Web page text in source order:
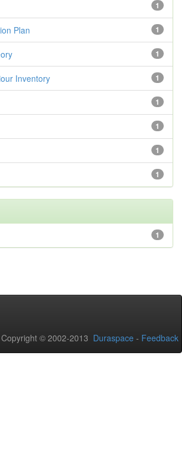
1
1
Plan
1
1
Inventory
1
1
1
1
1
Copyright © 2002-2013 Duraspace - Feedback